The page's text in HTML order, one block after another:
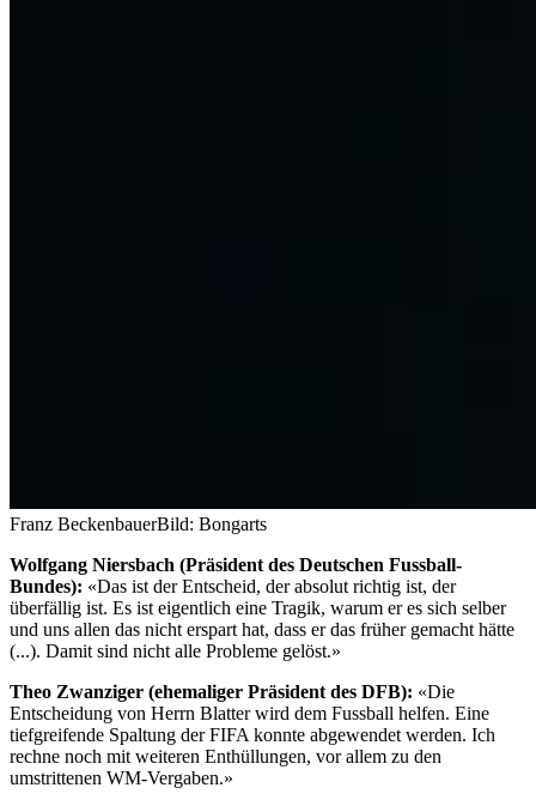
Franz BeckenbauerBild: Bongarts
Wolfgang Niersbach (Präsident des Deutschen Fussball-
Bundes): «Das ist der Entscheid, der absolut richtig ist, der
überfällig ist. Es ist eigentlich eine Tragik, warum er es sich selber
und uns allen das nicht erspart hat, dass er das früher gemacht hätte
(...). Damit sind nicht alle Probleme gelöst.»
Theo Zwanziger (ehemaliger Präsident des DFB): «Die
Entscheidung von Herrn Blatter wird dem Fussball helfen. Eine
tiefgreifende Spaltung der FIFA konnte abgewendet werden. Ich
rechne noch mit weiteren Enthüllungen, vor allem zu den
umstrittenen WM-Vergaben.»